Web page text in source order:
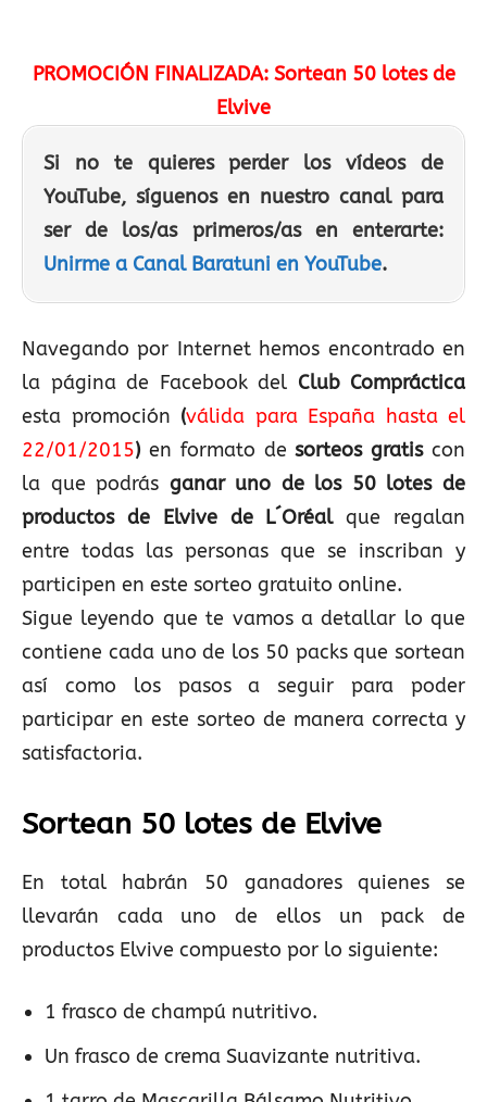
PROMOCIÓN FINALIZADA: Sortean 50 lotes de
Elvive
Si no te quieres perder los vídeos de
YouTube, síguenos en nuestro canal para
ser de los/as primeros/as en enterarte:
Unirme a Canal Baratuni en YouTube.
Navegando por Internet hemos encontrado en
la página de Facebook del Club Compráctica
esta promoción (válida para España hasta el
22/01/2015) en formato desorteos gratiscon
la que podrás ganar uno de los 50 lotes de
productos de Elvive de L´Oréalque regalan
entre todas las personas que se inscriban y
participen en este sorteo gratuito online.
Sigue leyendo que te vamos a detallar lo que
contiene cada uno de los 50 packs que sortean
así como los pasos a seguir para poder
participar en este sorteo de manera correcta y
satisfactoria.
Sortean 50 lotes de Elvive
En total habrán 50 ganadores quienes se
llevarán cada uno de ellos un pack de
productos Elvive compuesto por lo siguiente:
1 frasco de champú nutritivo.
Un frasco de crema Suavizante nutritiva.